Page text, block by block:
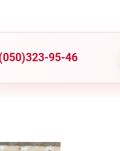
95-46